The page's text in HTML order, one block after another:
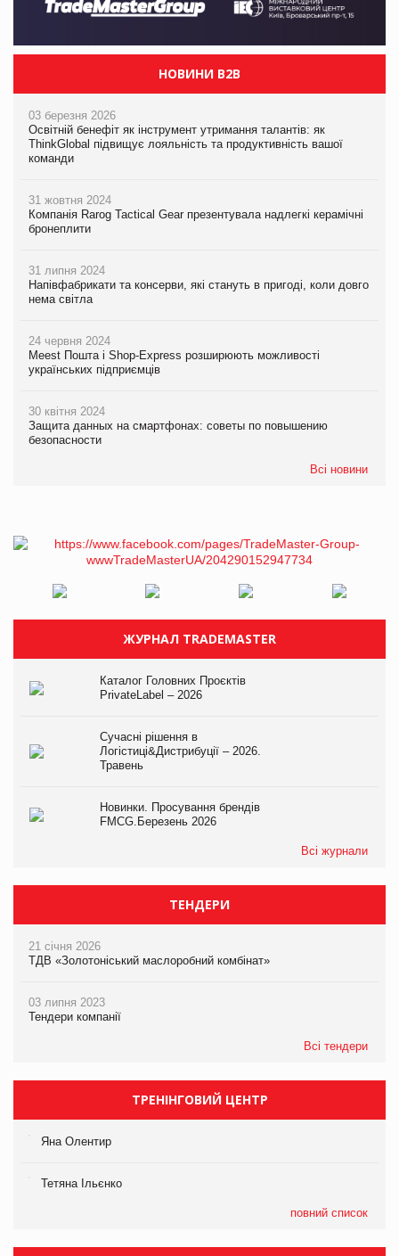
НОВИНИ B2B
03 березня 2026
Освітній бенефіт як інструмент утримання талантів: як
ThinkGlobal підвищує лояльність та продуктивність вашої
команди
31 жовтня 2024
Компанія Rarog Tactical Gear презентувала надлегкі керамічні
бронеплити
31 липня 2024
Напівфабрикати та консерви, які стануть в пригоді, коли довго
нема світла
24 червня 2024
Meest Пошта і Shop-Express розширюють можливості
українських підприємців
30 квітня 2024
Защита данных на смартфонах: советы по повышению
безопасности
Всі новини
ЖУРНАЛ TRADEMASTER
Каталог Головних Проєктів
PrivateLabel – 2026
Сучасні рішення в
Логістиці&Дистрибуції – 2026.
Травень
Новинки. Просування брендів
FMCG.Березень 2026
Всі журнали
ТЕНДЕРИ
21 січня 2026
ТДВ «Золотоніський маслоробний комбінат»
03 липня 2023
Тендери компанії
Всі тендери
ТРЕНІНГОВИЙ ЦЕНТР
Яна Олентир
Тетяна Ільєнко
повний список